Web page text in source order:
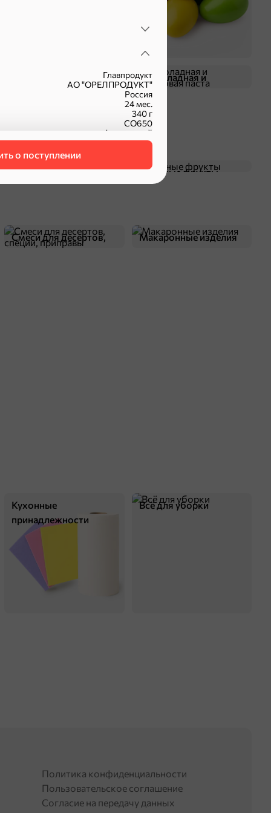
Главпродукт
АО "ОРЕЛПРОДУКТ"
Россия
24 мес.
340 г
СО650
фасованный
вторые блюда
о поступлении
Жевательная резинка
Шоколадная и
арахисовая паста
Чипсы и попкорн Сушеные фрукты
Смеси для десертов,
специи, приправы
Макаронные изделия
Кухонные
принадлежности
Всё для уборки
Политика конфиденциальности
Пользовательское соглашение
Согласие на передачу данных